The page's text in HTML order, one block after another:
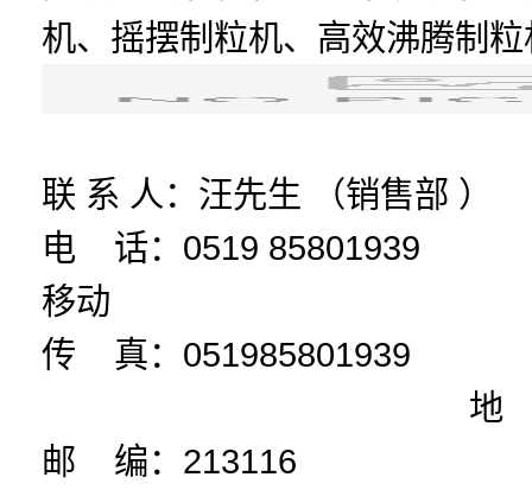
机、摇摆制粒机、高效沸腾制
联 系 人：汪先生 （销售部 ）
电 话：0519 85801939
移动
传 真：
地 址：中国 江苏
邮 编：213116